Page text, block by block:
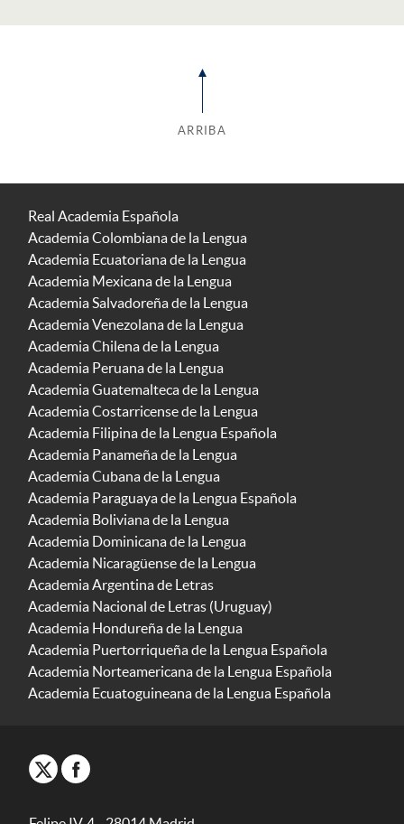
ARRIBA
Real Academia Española
Academia Colombiana de la Lengua
Academia Ecuatoriana de la Lengua
Academia Mexicana de la Lengua
Academia Salvadoreña de la Lengua
Academia Venezolana de la Lengua
Academia Chilena de la Lengua
Academia Peruana de la Lengua
Academia Guatemalteca de la Lengua
Academia Costarricense de la Lengua
Academia Filipina de la Lengua Española
Academia Panameña de la Lengua
Academia Cubana de la Lengua
Academia Paraguaya de la Lengua Española
Academia Boliviana de la Lengua
Academia Dominicana de la Lengua
Academia Nicaragüense de la Lengua
Academia Argentina de Letras
Academia Nacional de Letras (Uruguay)
Academia Hondureña de la Lengua
Academia Puertorriqueña de la Lengua Española
Academia Norteamericana de la Lengua Española
Academia Ecuatoguineana de la Lengua Española